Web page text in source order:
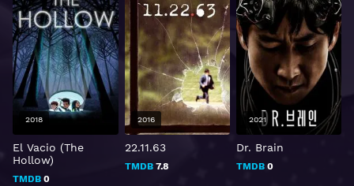
El Vacio (The
Hollow)
TMDB 0
2018
22.11.63
TMDB7.8
2016
Dr. Brain
TMDB0
2021